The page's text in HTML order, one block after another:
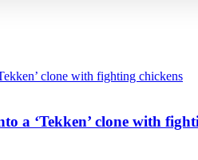
a ‘Tekken’ clone with